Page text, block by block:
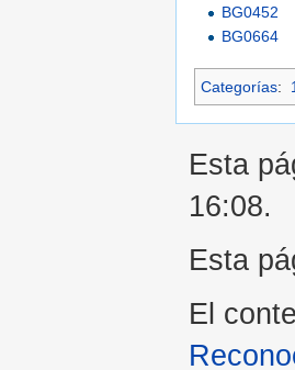
BG0452
BG0664
Categorías:
Esta
16:08.
Esta
El